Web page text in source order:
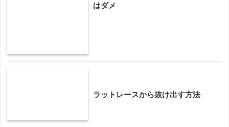
はダメ
ラットレースから抜け出す方法